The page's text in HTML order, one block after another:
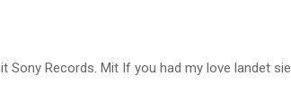
Sony Records. Mit If you had my love landet sie